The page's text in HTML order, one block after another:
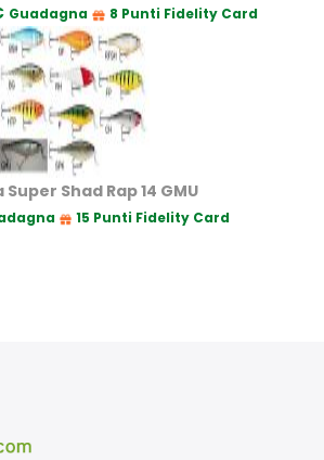
Guadagna 8 Punti Fidelity Card
Shad Rap 14 GMU
15 Punti Fidelity Card